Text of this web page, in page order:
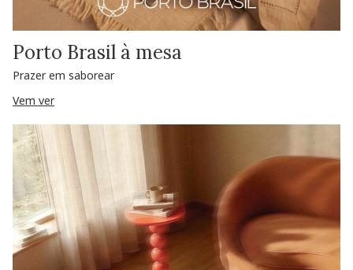
Porto Brasil à mesa
Prazer em saborear
Vem ver